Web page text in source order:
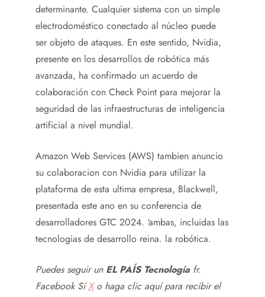
determinante. Cualquier sistema con un simple
electrodoméstico conectado al núcleo puede
ser objeto de ataques. En este sentido, Nvidia,
presente en los desarrollos de robótica más
avanzada, ha confirmado un acuerdo de
colaboración con Check Point para mejorar la
seguridad de las infraestructuras de inteligencia
artificial a nivel mundial.
Amazon Web Services (AWS) tambien anuncio
su colaboracion con Nvidia para utilizar la
plataforma de esta ultima empresa, Blackwell,
presentada este ano en su conferencia de
desarrolladores GTC 2024. ‘ambas, incluidas las
tecnologias de desarrollo reina. la robótica.
Puedes seguir un EL PAÍS Tecnología fr.
FacebookSíXo haga clic aquí para recibir el